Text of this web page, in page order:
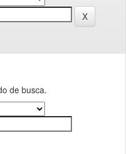
de busca.